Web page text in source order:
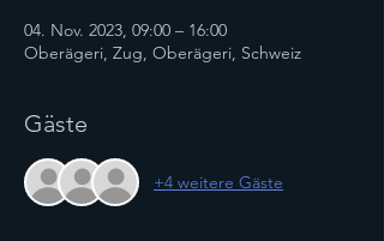
04. Nov. 2023, 09:00 – 16:00
Oberägeri, Zug, Oberägeri, Schweiz
Gäste
+4 weitere Gäste